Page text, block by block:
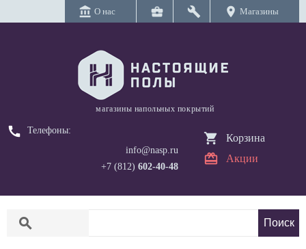
account_balance О нас business_center build location_on Магазины
магазины напольных покрытий
call
Телефоны:
info@nasp.ru
+7 (812) 602-40-48
Корзина
Акции
search